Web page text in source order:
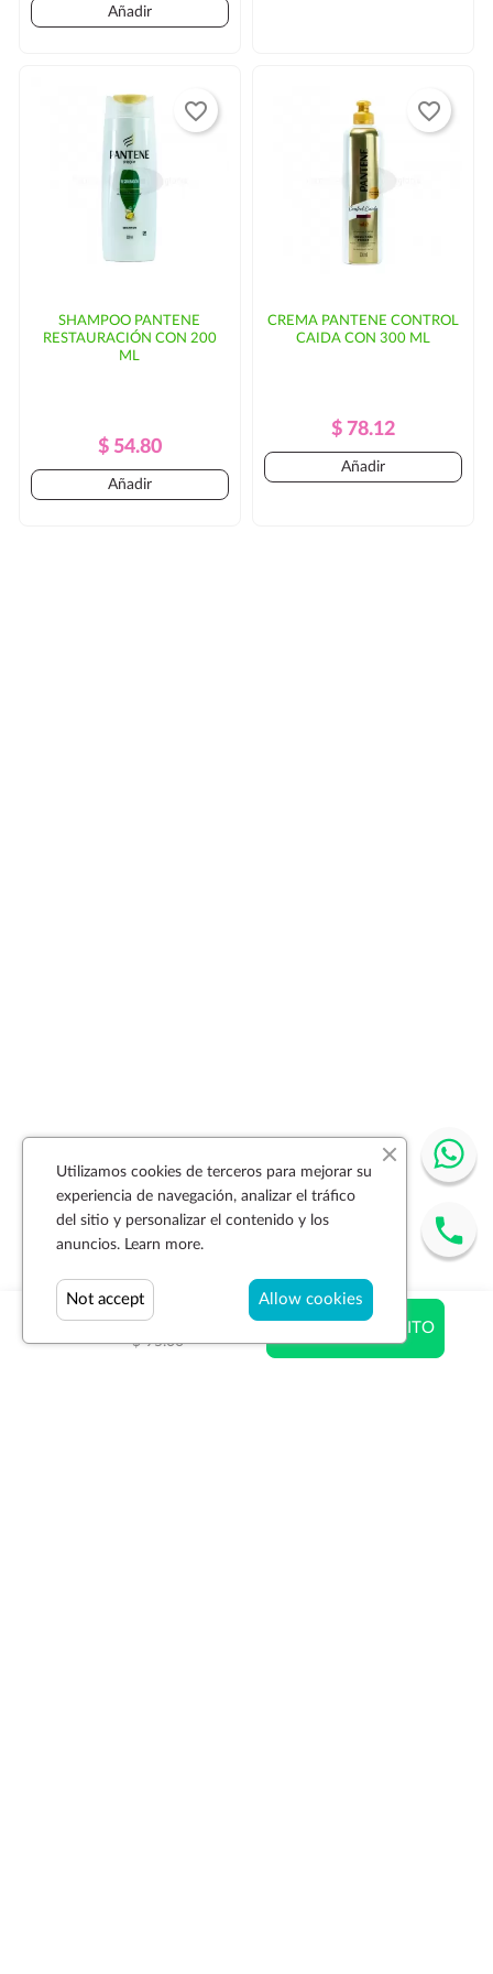
$ 95.00
$ 95.00
AÑADIR AL CARRITO
Añadir
SHAMPOO PANTENE
RESTAURACIÓN CON 200
ML
Precio
Regular
Precio
$ 54.80
Añadir
favorite_border
CREMA PANTENE CONTROL
CAIDA CON 300 ML
Precio
Regular
Precio
$ 78.12
Añadir
favorite_border
Utilizamos cookies de terceros para mejorar su
experiencia de navegación, analizar el tráfico
del sitio y personalizar el contenido y los
anuncios. Learn more.
Allow cookies
Not accept